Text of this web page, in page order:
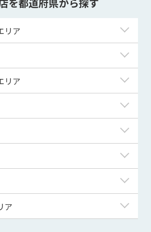
リア
リア
ア